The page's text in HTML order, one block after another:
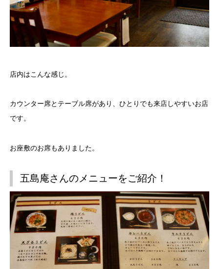
店内はこんな感じ。
カウンター席とテーブル席があり、ひとりでも来店しやすいお店
です。
お座敷のお席もありました。
五島庵さんのメニューをご紹介！